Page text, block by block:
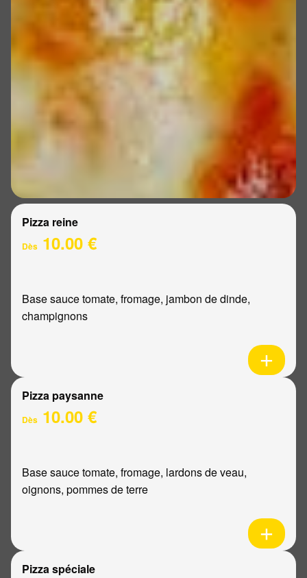
Pizza reine
Dès 10.00 €
Base sauce tomate, fromage, jambon de dinde,
champignons
Pizza paysanne
Dès 10.00 €
Base sauce tomate, fromage, lardons de veau,
oignons, pommes de terre
Pizza spéciale